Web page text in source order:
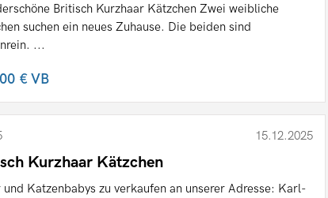
Britisch Kurzhaar Kätzchen Zwei weibliche
suchen ein neues Zuhause. Die beiden sind
...
€VB
15.12.2025
Kurzhaar Kätzchen
und Katzenbabys zu verkaufen an unserer Adresse: Karl-